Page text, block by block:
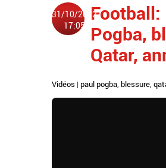
31/10/2022
17:05
Pogba,
Qatar,
Vidéos | paul pogba, blessure,